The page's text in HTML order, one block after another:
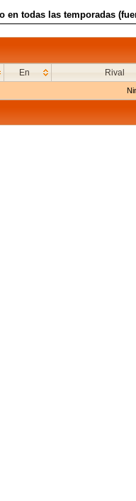
en todas las temporadas
En Rival